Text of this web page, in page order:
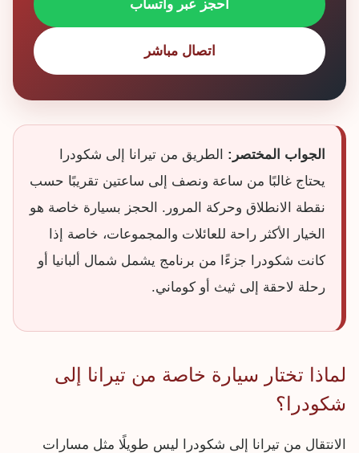
احجز عبر واتساب
اتصال مباشر
الجواب المختصر: الطريق من تيرانا إلى شكودرا
يحتاج غالبًا من ساعة ونصف إلى ساعتين تقريبًا حسب
نقطة الانطلاق وحركة المرور. الحجز بسيارة خاصة هو
الخيار الأكثر راحة للعائلات والمجموعات، خاصة إذا
كانت شكودرا جزءًا من برنامج يشمل شمال ألبانيا أو
رحلة لاحقة إلى ثيث أو كوماني.
لماذا تختار سيارة خاصة من تيرانا إلى
شكودرا؟
الانتقال من تيرانا إلى شكودرا ليس طويلًا مثل مسارات